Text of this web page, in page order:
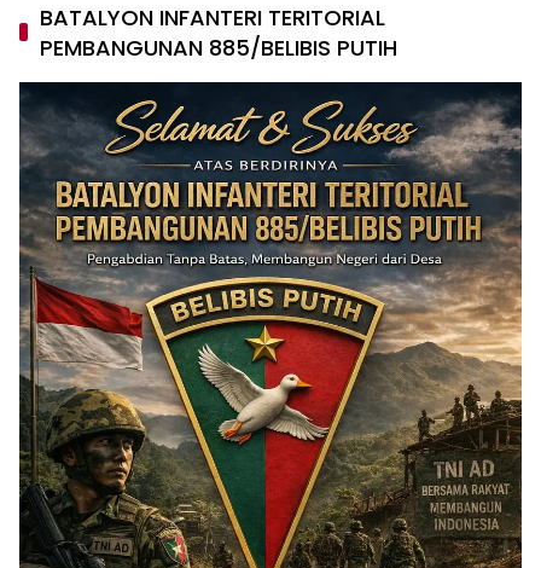
BATALYON INFANTERI TERITORIAL
PEMBANGUNAN 885/BELIBIS PUTIH